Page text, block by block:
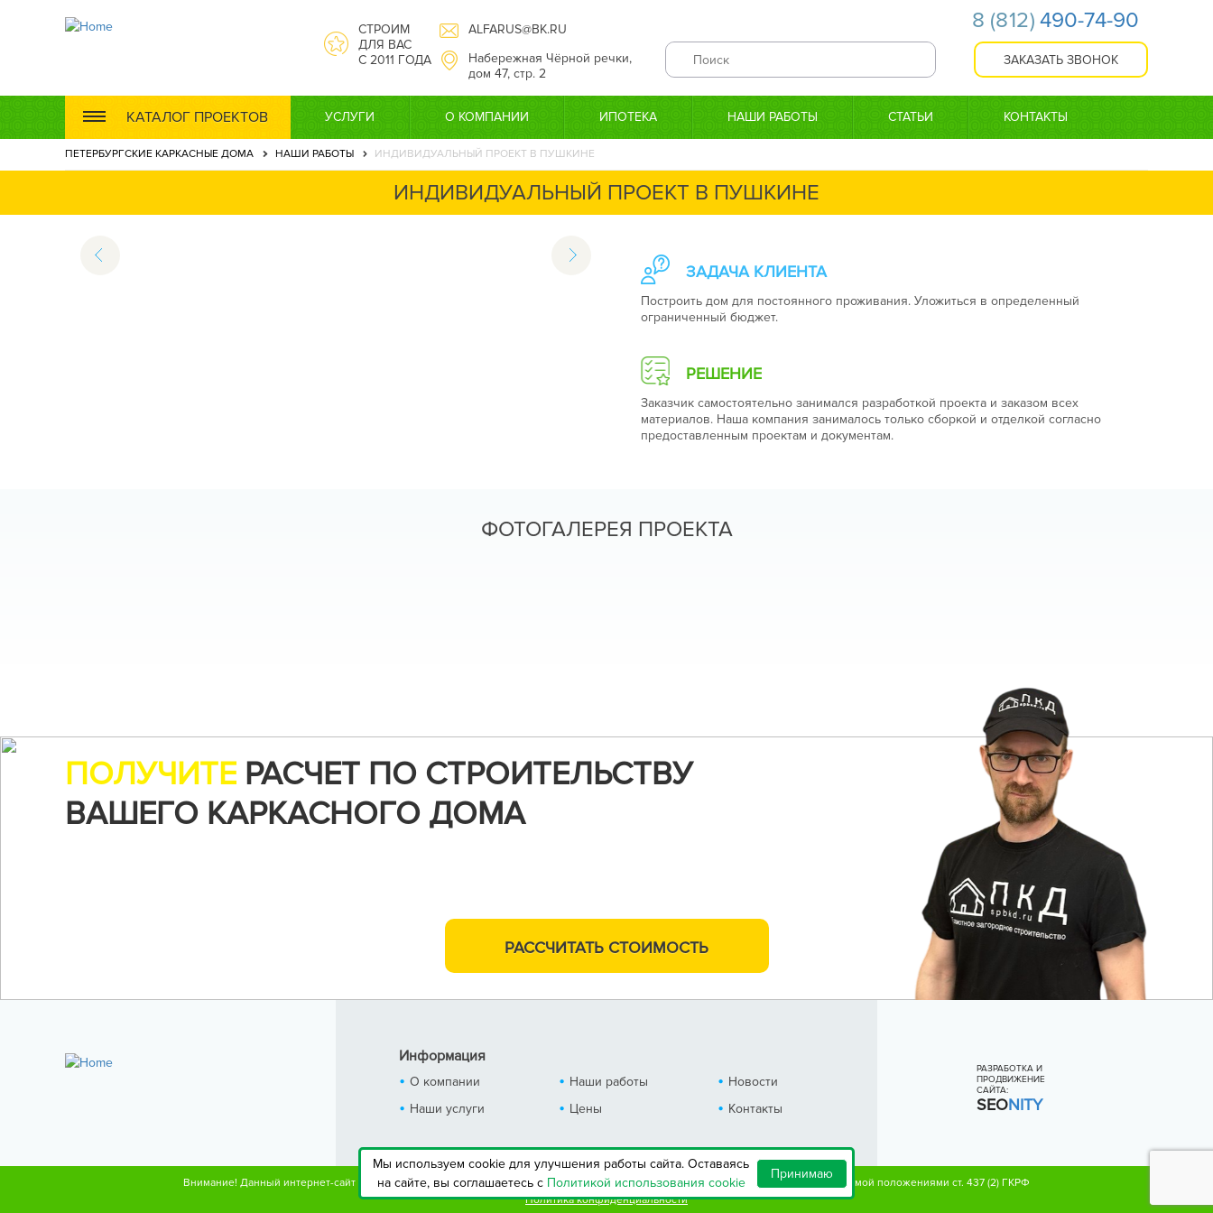
СТРОИМ
ДЛЯ ВАС
С 2011 ГОДА
ALFARUS@BK.RU
Набережная Чёрной речки,
дом 47, стр. 2
8 (812) 490-74-90
КАТАЛОГ ПРОЕКТОВ УСЛУГИ О КОМПАНИИ ИПОТЕКА НАШИ РАБОТЫ СТАТЬИ КОНТАКТЫ
ПЕТЕРБУРГСКИЕ КАРКАСНЫЕ ДОМА НАШИ РАБОТЫ ИНДИВИДУАЛЬНЫЙ ПРОЕКТ В ПУШКИНЕ
ИНДИВИДУАЛЬНЫЙ ПРОЕКТ В ПУШКИНЕ
ЗАДАЧА КЛИЕНТА
Построить дом для постоянного проживания. Уложиться в определенный
ограниченный бюджет.
РЕШЕНИЕ
Заказчик самостоятельно занимался разработкой проекта и заказом всех
материалов. Наша компания занималось только сборкой и отделкой согласно
предоставленным проектам и документам.
ФОТОГАЛЕРЕЯ ПРОЕКТА
ПОЛУЧИТЕ РАСЧЕТ ПО СТРОИТЕЛЬСТВУ
ВАШЕГО КАРКАСНОГО ДОМА
РАССЧИТАТЬ СТОИМОСТЬ
Информация
О компании
Наши услуги
Наши работы
Цены
Новости
Контакты
РАЗРАБОТКА И
ПРОДВИЖЕНИЕ
САЙТА:
SEONITY
Внимание! Данный интернет-сайт носит исключительно информационный характер и не является публичной офертой, определяемой положениями ст. 437 (2) ГКРФ
Политика конфиденциальности
Мы используем cookie для улучшения работы сайта. Оставаясь
на сайте, вы соглашаетесь с Политикой использования cookie
Принимаю